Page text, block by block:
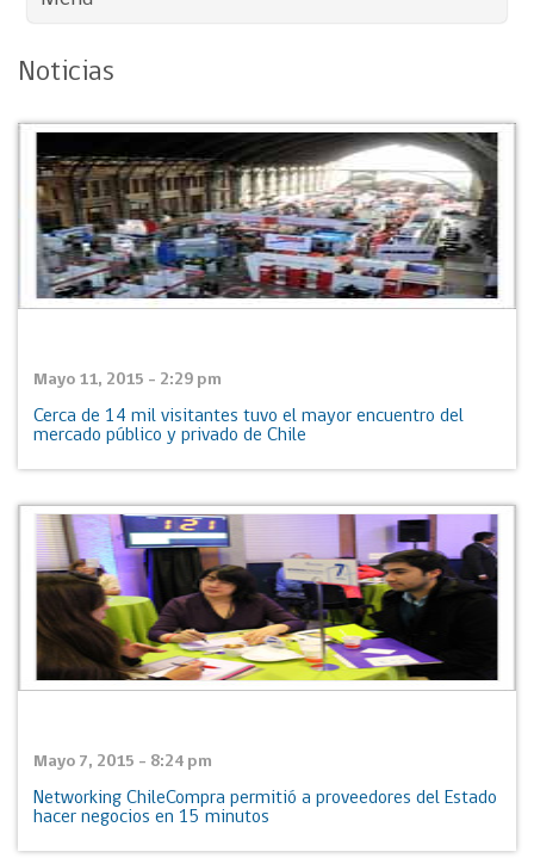
Noticias
Mayo 11, 2015 - 2:29 pm
Cerca de 14 mil visitantes tuvo el mayor encuentro del
mercado público y privado de Chile
Mayo 7, 2015 - 8:24 pm
Networking ChileCompra permitió a proveedores del Estado
hacer negocios en 15 minutos